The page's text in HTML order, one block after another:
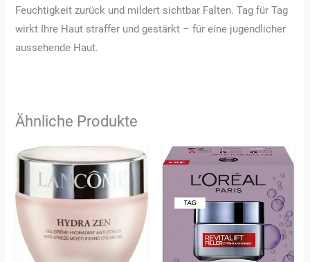
Feuchtigkeit zurück und mildert sichtbar Falten. Tag für Tag
wirkt Ihre Haut straffer und gestärkt – für eine jugendlicher
aussehende Haut.
Ähnliche Produkte